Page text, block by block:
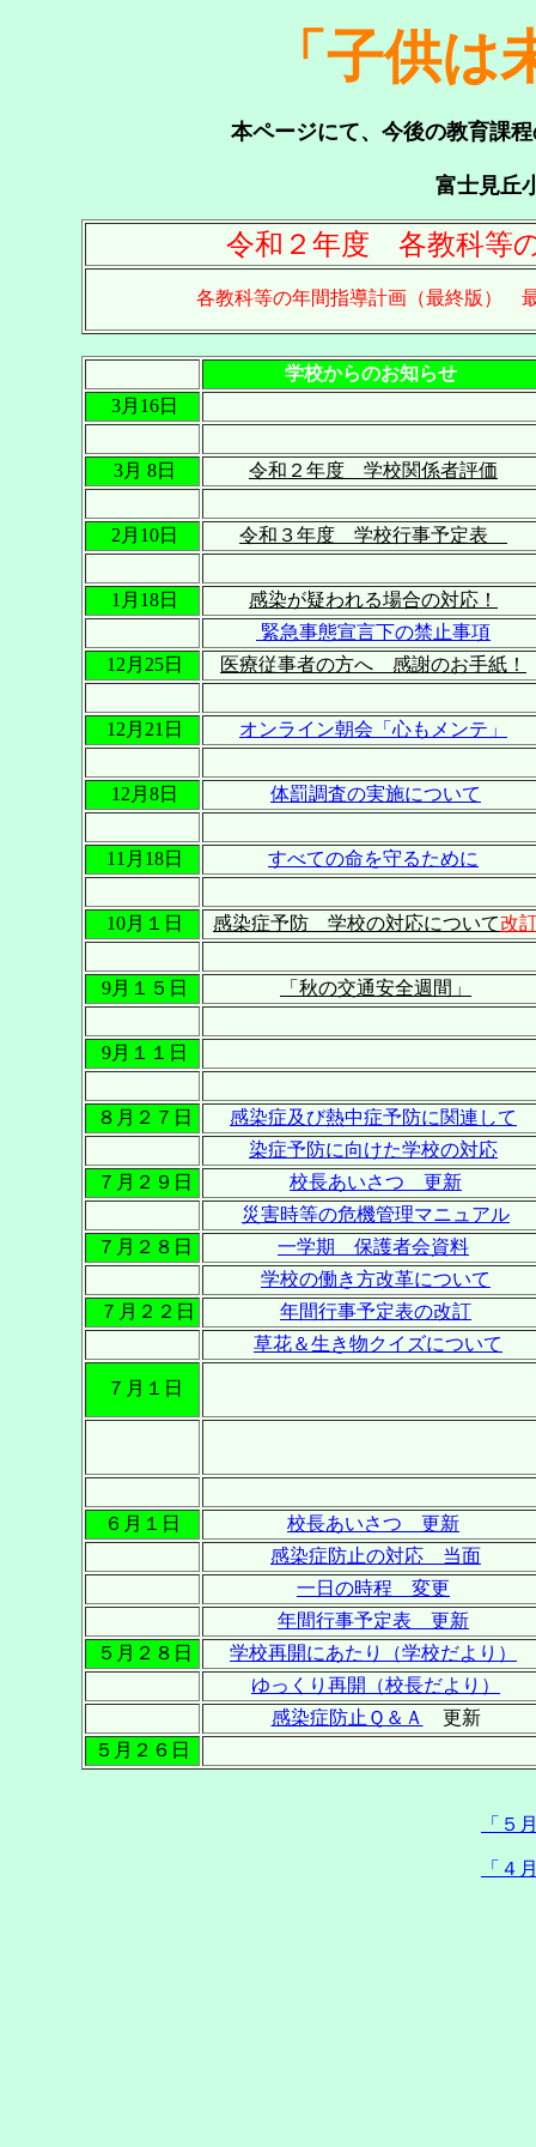
「子供
本ページにて、今後の教育課
富士見
令和２年度 各教科等
各教科等の年間指導計画（最終版）
学校からのお知らせ
3月16日
3月 8日 令和２年度 学校関係者評価
2月10日 令和３年度 学校行事予定表
1月18日
感染が疑われる場合の対応！
緊急事態宣言下の禁止事項
12月25日
医療従事者の方へ 感謝のお手紙！
12月21日 オンライン朝会「心もメンテ」
12月8日 体罰調査の実施について
11月18日 すべての命を守るために
10月１日 感染症予防 学校の対応について改
9月１５日 「秋の交通安全週間」
9月１１日
８月２７日
感染症及び熱中症予防に関連して
染症予防に向けた学校の対応
７月２９日
校長あいさつ 更新
災害時等の危機管理マニュアル
７月２８日
一学期 保護者会資料
学校の働き方改革について
７月２２日
年間行事予定表の改訂
草花＆生き物クイズについて
７月１日
６月１日
校長あいさつ 更新
感染症防止の対応 当面
一日の時程 変更
年間行事予定表 更新
５月２８日
学校再開にあたり（学校だより）
ゆっくり再開（校長だより）
感染症防止Ｑ＆Ａ
更新
５月２６日
「５
「４